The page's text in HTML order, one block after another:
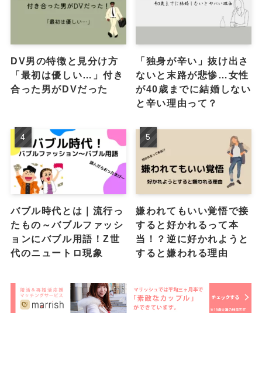
DV男の特徴と見分け方
「最初は優しい…」付き
合った男がDVだった
「独身が辛い」抜け出さ
ないと末路が悲惨…女性
が40歳までに結婚しない
と辛い理由って？
バブル時代とは｜流行っ
たもの～バブルファッシ
ョンにバブル用語！Z世
代のニュートロ現象
嫌われてもいい覚悟で接
すると好かれるって本
当！？逆に好かれようと
すると嫌われる理由